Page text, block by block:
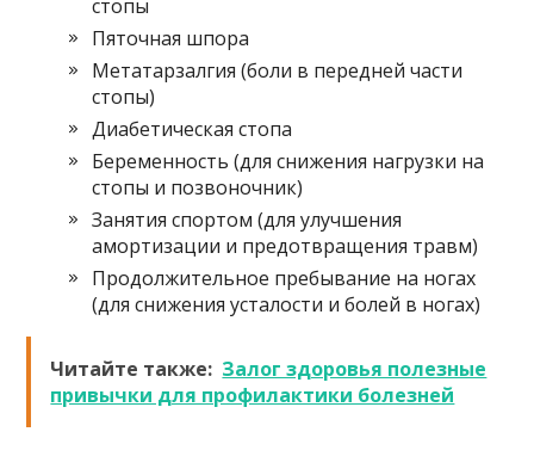
стопы
Пяточная шпора
Метатарзалгия (боли в передней части
стопы)
Диабетическая стопа
Беременность (для снижения нагрузки на
стопы и позвоночник)
Занятия спортом (для улучшения
амортизации и предотвращения травм)
Продолжительное пребывание на ногах
(для снижения усталости и болей в ногах)
Читайте также: Залог здоровья полезные
привычки для профилактики болезней